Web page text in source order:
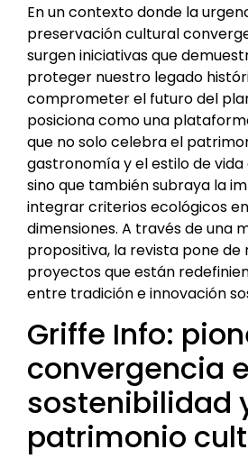
En un contexto donde la
preservación cultural
surgen iniciativas que
proteger nuestro legado
comprometer el futuro del
posiciona como una
que no solo celebra el
gastronomía y el estilo de
sino que también subraya la
integrar criterios ecológicos
dimensiones. A través de una
propositiva, la revista pone de
proyectos que están
entre tradición e innovación
Griffe Info:
convergencia
sostenibilidad
patrimonio